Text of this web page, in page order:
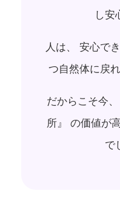
し安
人は、 安心で
つ自然体に戻
だからこそ今
所』 の価値が
で